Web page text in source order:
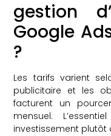
gestion
Google
?
Les tarifs varient
publicitaire et les
facturent un
mensuel.
investissement plutôt